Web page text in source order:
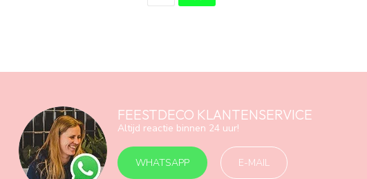
FEESTDECO KLANTENSERVICE
Altijd reactie binnen 24 uur!
WHATSAPP E-MAIL